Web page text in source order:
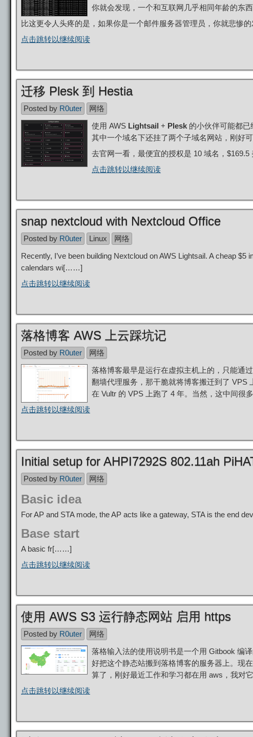
你就会发现，一个和互联网几乎相同年龄的东
比这更令人头疼的是，如果你是一个邮件服务器管理员，你就悲
点击跳转以继续阅读
迁移 Plesk 到 Hestia
Posted by R0uter
网络
使用 AWS Lightsail + Plesk 的小伙伴可能都已
其中一个域名下还挂了两个子域名网站，刚好
去官网一看，最便宜的授权是 10 域名，
点击跳转以继续阅读
snap nextcloud with Nextcloud Office
Posted by R0uter Linux
网络
Recently, I’ve been building Nextcloud on AWS Lightsail. A cheap
calendars wi[……]
点击跳转以继续阅读
落格博客 AWS 上云踩坑记
Posted by R0uter
网络
落格博客最早是运行在虚拟主机上的，只能通
翻墙代理服务，那干脆就将博客搬迁到了 VPS
在 Vultr 的 VPS 上跑了 4 年。当然，这中间
点击跳转以继续阅读
Initial setup for AHPI7292S 802.11ah
Posted by R0uter 网络
Basic idea
For AP and STA mode, the AP acts like a gateway, STA is the end
Base start
A basic fr[……]
点击跳转以继续阅读
使用 AWS S3 运行静态网站 启用 https
Posted by R0uter
网络
落格输入法的使用说明书是一个用 Gitbook 编
好把这个静态站搬到落格博客的服务器上。现
算了，刚好最近工作和学习都在用 aws，我对
点击跳转以继续阅读